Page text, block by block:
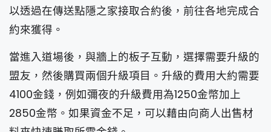
以透過在傳送點隱之家接取合約後，前往各地完成合
約來獲得。
當進入道場後，與牆上的板子互動，選擇需要升級的
盟友，然後購買兩個升級項目。升級的費用大約需要
4100金錢，例如彌夜的升級費用為1250金幣加上
2850金幣。如果資金不足，可以藉由向商人出售材